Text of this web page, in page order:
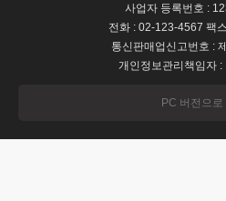
사업자 등록번호 :
전화 : 02-123-4567 팩
통신판매업신고번호 :
개인정보관리책임자 :
PC 버전으로